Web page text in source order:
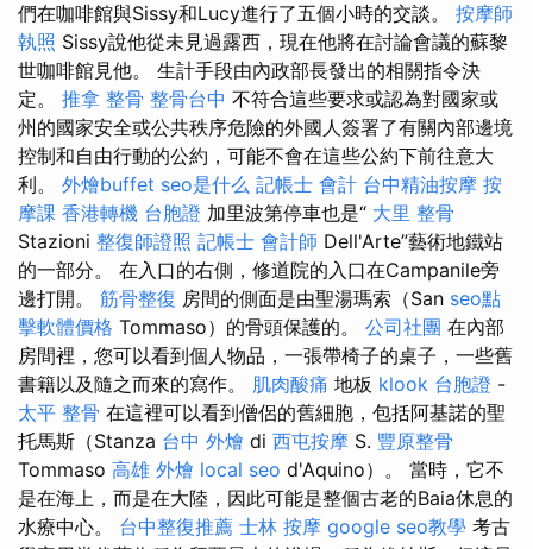
們在咖啡館與Sissy和Lucy進行了五個小時的交談。 按摩師
執照 Sissy說他從未見過露西，現在他將在討論會議的蘇黎
世咖啡館見他。 生計手段由內政部長發出的相關指令決
定。 推拿 整骨 整骨台中 不符合這些要求或認為對國家或
州的國家安全或公共秩序危險的外國人簽署了有關內部邊境
控制和自由行動的公約，可能不會在這些公約下前往意大
利。 外燴buffet seo是什么 記帳士 會計 台中精油按摩 按
摩課 香港轉機 台胞證 加里波第停車也是“ 大里 整骨
Stazioni 整復師證照 記帳士 會計師 Dell'Arte”藝術地鐵站
的一部分。 在入口的右側，修道院的入口在Campanile旁
邊打開。 筋骨整復 房間的側面是由聖湯瑪索（San seo點
擊軟體價格 Tommaso）的骨頭保護的。 公司社團 在內部
房間裡，您可以看到個人物品，一張帶椅子的桌子，一些舊
書籍以及隨之而來的寫作。 肌肉酸痛 地板 klook 台胞證 -
太平 整骨 在這裡可以看到僧侶的舊細胞，包括阿基諾的聖
托馬斯（Stanza 台中 外燴 di 西屯按摩 S. 豐原整骨
Tommaso 高雄 外燴 local seo d'Aquino）。 當時，它不
是在海上，而是在大陸，因此可能是整個古老的Baia休息的
水療中心。 台中整復推薦 士林 按摩 google seo教學 考古